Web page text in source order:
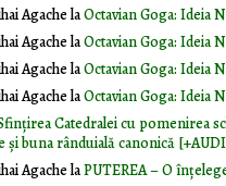
AgachelaOctavian Goga: Ideia
AgachelaOctavian Goga: Ideia
AgachelaOctavian Goga: Ideia
AgachelaOctavian Goga: Ideia
Catedralei cu pomenirea
și buna rânduială canonică
AgachelaPUTEREA – O